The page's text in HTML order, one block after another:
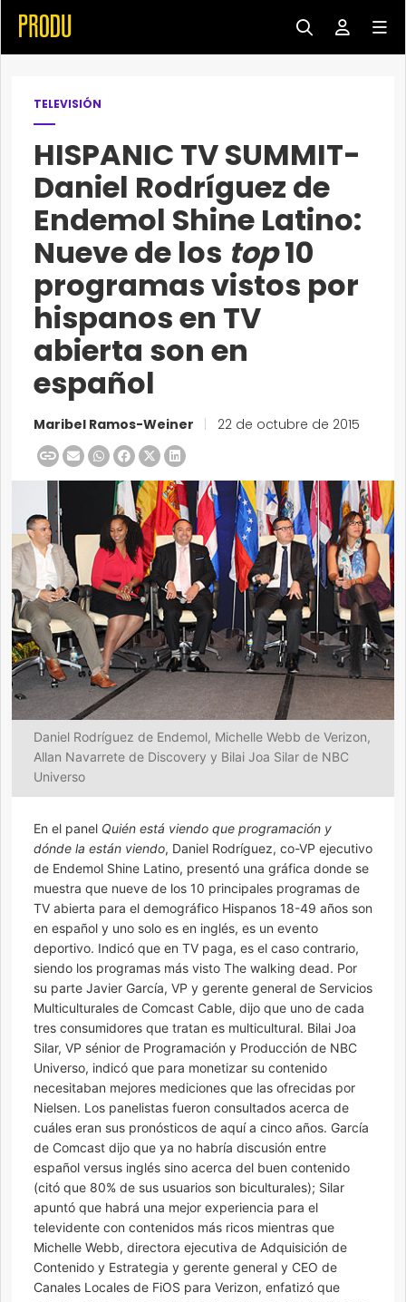
TELEVISIÓN
HISPANIC TV SUMMIT-
Daniel Rodríguez de
Endemol Shine Latino:
Nueve de los top10
programas vistos por
hispanos en TV
abierta son en
español
Maribel Ramos-Weiner 22 de octubre de 2015
Daniel Rodríguez de Endemol, Michelle Webb de Verizon,
Allan Navarrete de Discovery y Bilai Joa Silar de NBC
Universo
En el panel Quién está viendo que programación y
dónde la están viendo, Daniel Rodríguez, co-VP ejecutivo
de Endemol Shine Latino, presentó una gráfica donde se
muestra que nueve de los 10 principales programas de
TV abierta para el demográfico Hispanos 18-49 años son
en español y uno solo es en inglés, es un evento
deportivo. Indicó que en TV paga, es el caso contrario,
siendo los programas más visto The walking dead. Por
su parte Javier García, VP y gerente general de Servicios
Multiculturales de Comcast Cable, dijo que uno de cada
tres consumidores que tratan es multicultural. Bilai Joa
Silar, VP sénior de Programación y Producción de NBC
Universo, indicó que para monetizar su contenido
necesitaban mejores mediciones que las ofrecidas por
Nielsen. Los panelistas fueron consultados acerca de
cuáles eran sus pronósticos de aquí a cinco años. García
de Comcast dijo que ya no habría discusión entre
español versus inglés sino acerca del buen contenido
(citó que 80% de sus usuarios son biculturales); Silar
apuntó que habrá una mejor experiencia para el
televidente con contenidos más ricos mientras que
Michelle Webb, directora ejecutiva de Adquisición de
Contenido y Estrategia y gerente general y CEO de
Canales Locales de FiOS para Verizon, enfatizó que